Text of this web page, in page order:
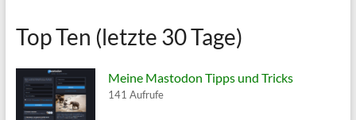
Top Ten (letzte 30 Tage)
Meine Mastodon Tipps und Tricks
141 Aufrufe